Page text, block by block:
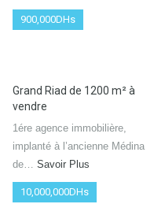
900,000DHs
Grand Riad de 1200 m² à
vendre
1ére agence immobilière,
implanté à l’ancienne Médina
de… Savoir Plus
10,000,000DHs